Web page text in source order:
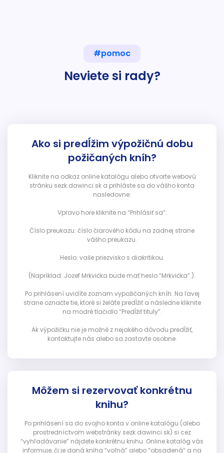
#pomoc
Neviete si rady?
Ako si predĺžim výpožičnú dobu
požičaných kníh?
Kliknite na odkaz online katalógu alebo otvorte webovú
stránku sezk.dawinci.sk a prihláste sa do vášho konta
nasledovne:
Vpravo hore kliknite na “Prihlásiť sa”:
Číslo preukazu: číslo čiarového kódu na zadnej strane
vášho preukazu.
Heslo: vaše priezvisko s diakritikou.
(Napríklad: Jozef Mrkvička bude mať heslo “Mrkvička”.).
Po prihlásení uvidíte zoznam vypožičaných kníh. Na ľavej
strane označte tie, ktoré si želáte predĺžiť a následne kliknite
na modré tlačidlo “Predĺžiť tituly”.
Ak výpožičku nie je možné z nejakého dôvodu predĺžiť,
kontaktujte nás alebo sa zastavte osobne.
Môžem si rezervovať konkrétnu
knihu?
Po prihlásení sa do svojho konta v online katalógu (alebo
prostredníctvom webstránky sezk.dawinci.sk) si cez
“vyhľadávanie” nájdete konkrétnu knihu. Online katalóg vás
informuje, či je daná kniha “voľná” alebo “obsadená” a na